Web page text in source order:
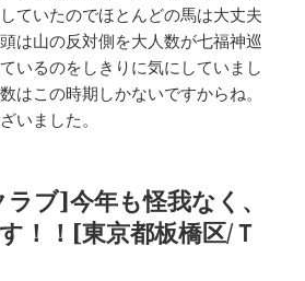
ていたのでほとんどの馬は大丈夫
は山の反対側を大人数が七福神巡
いるのをしきりに気にしていまし
はこの時期しかないですからね。
いました。
ブ]今年も怪我なく、
！！[東京都板橋区/Ｔ